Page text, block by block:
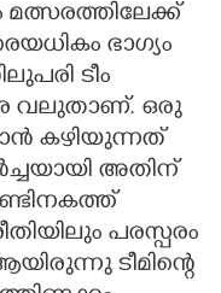
ഭാഗ്യം
ടീം
വലുതാണ്. ഒരു
കഴിയുന്നത്
അതിന്
പരസ്പരം
ടീമിന്റെ